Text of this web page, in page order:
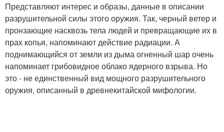
Представляют интерес и образы, данные в описании
разрушительной силы этого оружия. Так, черный ветер и
пронзающие насквозь тела людей и превращающие их в
прах копья, напоминают действие радиации. А
поднимающийся от земли из дыма огненный шар очень
напоминает грибовидное облако ядерного взрыва. Но
это - не единственный вид мощного разрушительного
оружия, описанный в древнекитайской мифологии.